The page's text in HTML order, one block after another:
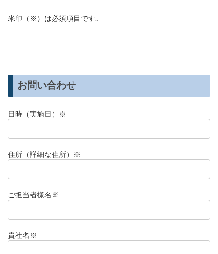
米印（※）は必須項目です｡
お問い合わせ
日時（実施日）※
住所（詳細な住所）※
ご担当者様名※
貴社名※